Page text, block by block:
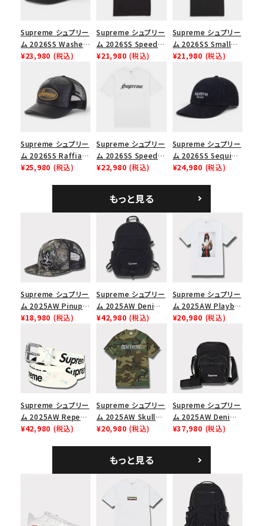
価格から探す
円
在庫のない商品を表示する
Supreme シュプリー
ム 2026SS Washed
Chino Twill Camp
ノツイル キャンプキャ
ップ ブラック
¥23,980 (税込)
Supreme シュプリー
ム 2026SS Speed
Tee スピードTシャツ
¥21,980 (税込)
Supreme シュプリー
ム 2026SS Small
Box Tee スモールボ
¥21,980 (税込)
Supreme シュプリー
ム 2026SS Raffia
Mesh Back 5-Panel
¥25,980 (税込)
Supreme シュプリー
ム 2026SS Speed
Tee スピードTシャツ
¥22,980 (税込)
Supreme シュプリー
ム 2026SS Sequin
Denim Classic
シックロゴ 6パネルキ
ャップ ブラック
¥24,980 (税込)
もっと見る
Supreme シュプリー
ム 2025AW Pinup
Mesh Back 5-Panel
ュバック 5パネルキャ
ップ トゥルーティン
バーHTC フォールカ
¥18,980 (税込)
Supreme シュプリー
ム 2025AW Denim
Backpack デニム バ
ックパック ブラック
¥42,980 (税込)
Supreme シュプリー
ム 2025AW Playboi
Carti Tee プレイボ
¥20,980 (税込)
Supreme シュプリー
ム 2025AW Repeat
Leather Belt リピー
¥42,980 (税込)
Supreme シュプリー
ム 2025AW Skull
Tee スカル Tシャ
¥20,980 (税込)
Supreme シュプリー
ム 2025AW Denim
Shoulder Bag デニ
¥37,980 (税込)
もっと見る